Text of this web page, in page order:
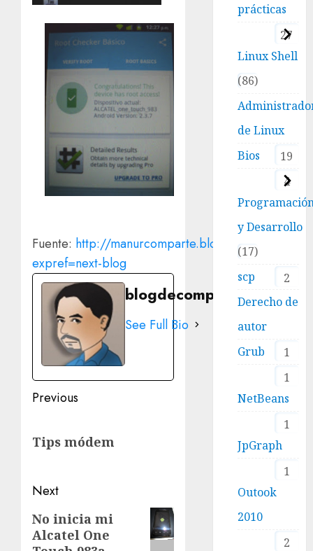
Fuente: http://manurcomparte.blogspot.mx/?
expref=next-blog
blogdecomputo.com
See Full Bio
Post
Previous
post:
Tips módem
Next
Next
post:
No inicia mi
Alcatel One
prácticas
27
Linux Shell
86
de Linux
19
Bios
4
y Desarrollo
17
scp
2
Derecho de
autor
1
Grub
1
NetBeans
1
JpGraph
1
Outook
2010
2